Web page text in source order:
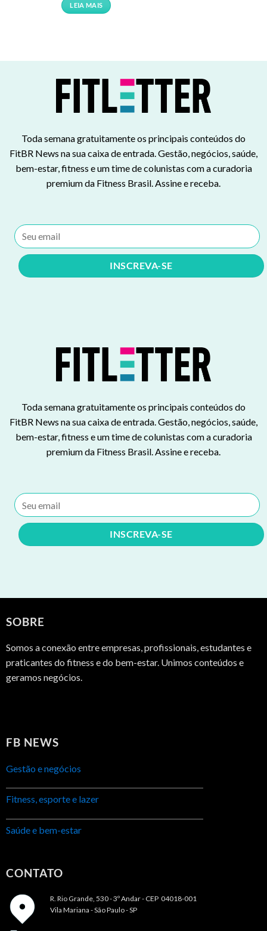
LEIA MAIS
Toda semana gratuitamente os principais conteúdos do
FitBR News na sua caixa de entrada. Gestão, negócios, saúde,
bem-estar, fitness e um time de colunistas com a curadoria
premium da Fitness Brasil. Assine e receba.
Toda semana gratuitamente os principais conteúdos do
FitBR News na sua caixa de entrada. Gestão, negócios, saúde,
bem-estar, fitness e um time de colunistas com a curadoria
premium da Fitness Brasil. Assine e receba.
SOBRE
Somos a conexão entre empresas, profissionais, estudantes e
praticantes do fitness e do bem-estar. Unimos conteúdos e
geramos negócios.
FB NEWS
Gestão e negócios
Fitness, esporte e lazer
Saúde e bem-estar
CONTATO
R. Rio Grande, 530 - 3º Andar - CEP 04018-001
Vila Mariana - São Paulo - SP